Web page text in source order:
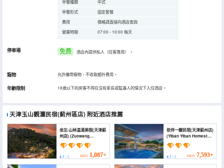
早餐種類
中式
早餐形式
固定套餐
費用
價格請直接向酒店查詢
營業時間
07:00 - 10:00 每天
停車場 免费 酒店內提供私人（住客專用） 。
寵物 允許攜帶寵物，不收取額外費用。
年齡限制 18歲以下的房客不得在沒有家長或監護人的情況下入住酒店。
天津玉山觀瀾民宿(薊州區店) 附近酒店推薦
坐忘·山林温湯美宿(天津薊
州店) (Zuowang
Mountain Hot Spring
Villa (Jizhou Tianjin))
4.7 / 5 HKD 1,087+
依伴一瓣民宿(天津薊州店)
(Yiban Yiban Homestay
(Tianjin Jizhou Branch))
4.7/ 5 HKD 7,593+